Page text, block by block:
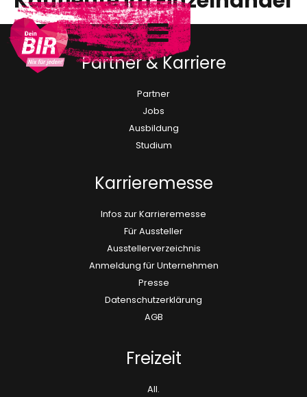
Partner & Karriere
Partner
Jobs
Ausbildung
Studium
Karrieremesse
Infos zur Karrieremesse
Für Aussteller
Ausstellerverzeichnis
Anmeldung für Unternehmen
Presse
Datenschutzerklärung
AGB
Freizeit
All.